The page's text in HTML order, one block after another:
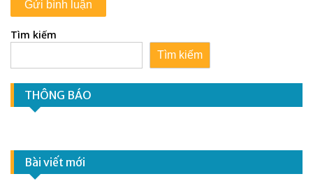
Tìm kiếm
Tìm kiếm
THÔNG BÁO
Bài viết mới